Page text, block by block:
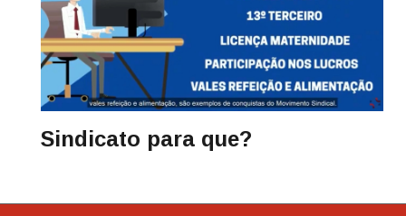
Sindicato para que?